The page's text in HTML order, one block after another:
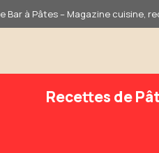
Bar à Pâtes – Magazine cuisine,
Recettes de